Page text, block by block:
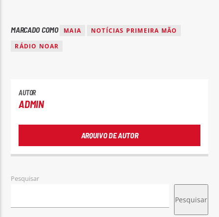
MARCADO COMO MAIA
NOTÍCIAS PRIMEIRA MÃO
RÁDIO NOAR
AUTOR
ADMIN
ARQUIVO DE AUTOR
Pesquisar
Pesquisar